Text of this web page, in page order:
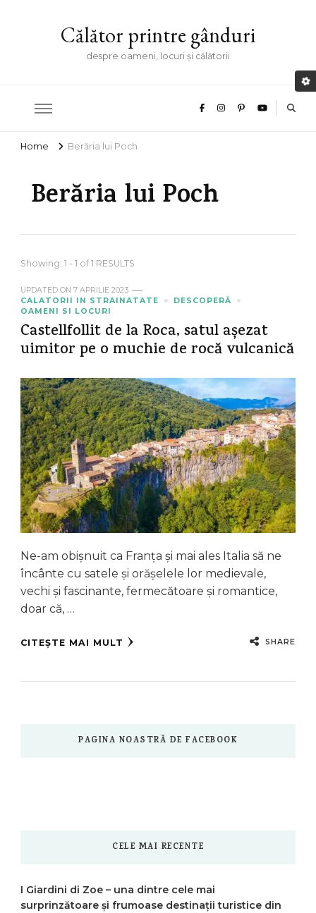
Călător printre gânduri
despre oameni, locuri și călătorii
Home Berăria lui Poch
Berăria lui Poch
Showing: 1 - 1 of 1 RESULTS
UPDATED ON 7 APRILIE 2023
CALATORII IN STRAINATATE
DESCOPERĂ
OAMENI SI LOCURI
Castellfollit de la Roca, satul așezat
uimitor pe o muchie de rocă vulcanică
Ne-am obișnuit ca Franța și mai ales Italia să ne
încânte cu satele și orășelele lor medievale,
vechi și fascinante, fermecătoare și romantice,
doar că, …
CITEȘTE MAI MULT SHARE
PAGINA NOASTRĂ DE FACEBOOK
CELE MAI RECENTE
I Giardini di Zoe – una dintre cele mai
surprinzătoare și frumoase destinații turistice din